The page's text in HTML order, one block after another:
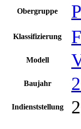
Obergruppe
Klassifizierung
Modell
Baujahr
Indienststellung